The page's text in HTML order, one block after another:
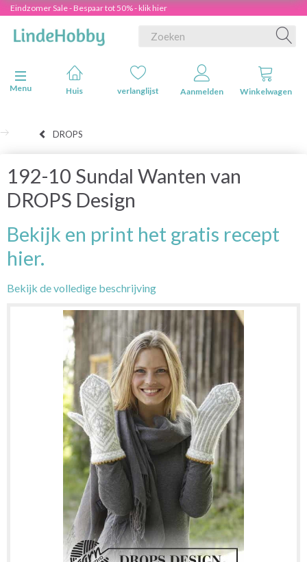
Eindzomer Sale - Bespaar tot 50% - klik hier
Navigatie in-/uitschakelen
Menu
Huis verlanglijst Aanmelden Winkelwagen
DROPS
192-10 Sundal Wanten van
DROPS Design
Bekijk en print het gratis recept
hier.
Bekijk de volledige beschrijving